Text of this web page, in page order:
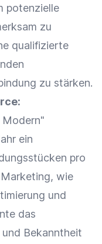
potenzielle
zu
qualifizierte
zu stärken.
:
ein
pro
, wie
und
das
und Bekanntheit